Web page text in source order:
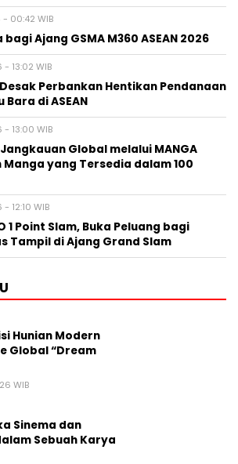
00:42 WIB
Ajang GSMA M360 ASEAN 2026
13:02 WIB
Perbankan Hentikan Pendanaan
di ASEAN
13:00 WIB
Global melalui MANGA
Manga yang Tersedia dalam 100
12:10 WIB
1 Point Slam, Buka Peluang bagi
Tampil di Ajang Grand Slam
Hunian Modern
Global “Dream
WIB
Sinema dan
Sebuah Karya